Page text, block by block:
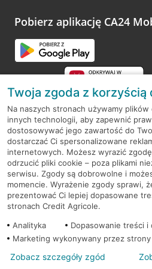
opinie.
Pobierz aplikację CA24
RODO
Regulamin serwisu
Mapa serwisu
PolitykaCookies
© 2026 Credit Agricole Bank Polska S.A.
Twoja zgoda z korzyścią
Na naszych stronach używamy
innych technologii, aby zapewnić
dostosowywać jego zawartość do
dostarczać Ci spersonalizowane
internetowych. Możesz wyrazić
odrzucić pliki cookie – poza plikami
serwisu. Zgody są dobrowolne i
momencie. Wyrażenie zgody sprawi,
prezentować Ci lepiej dopasowane
stronach Credit Agricole.
Analityka
Dopasowanie treści
Marketing wykonywany przez
Zobacz szczegóły zgód